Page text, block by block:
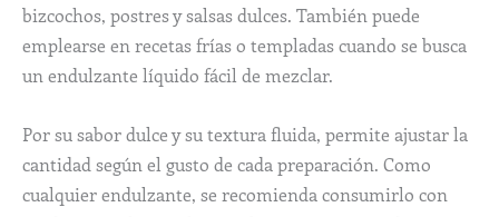
bizcochos, postres y salsas dulces. También puede
emplearse en recetas frías o templadas cuando se busca
un endulzante líquido fácil de mezclar.
Por su sabor dulce y su textura fluida, permite ajustar la
cantidad según el gusto de cada preparación. Como
cualquier endulzante, se recomienda consumirlo con